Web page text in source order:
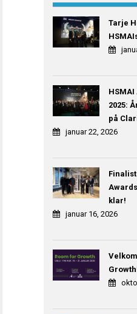
Tarje
2025:
på
januar 22, 2026
klar!
januar 16, 2026